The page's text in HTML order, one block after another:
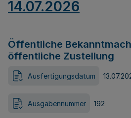
14.07.2026
Öffentliche
öffentliche Zustellung
Ausfertigungsdatum
Ausgabennummer 192